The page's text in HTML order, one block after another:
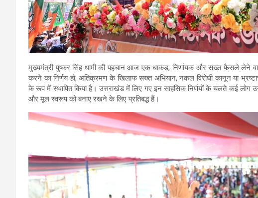
मुख्यमंत्री पुष्कर सिंह धामी की पहचान आज एक धाकड़, निर्णायक और सख्त फैसले लेने
करने का निर्णय हो, अतिक्रमण के खिलाफ सख्त अभियान, नकल विरोधी कानून या
के रूप में स्थापित किया है। उत्तराखंड में लिए गए इन साहसिक निर्णयों के चलते कई
और मूल स्वरूप को बनाए रखने के लिए प्रतिबद्ध हैं।